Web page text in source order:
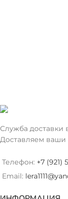
Служба доставки
Доставляем ваши
Телефон: +7 (921)
Email: